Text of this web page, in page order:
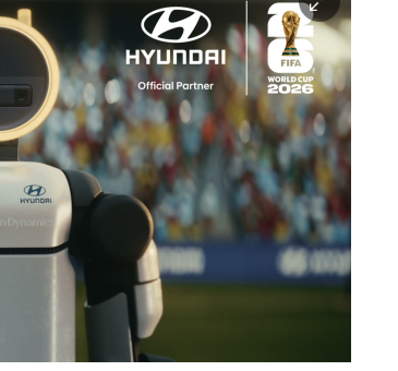
미
지
확
대